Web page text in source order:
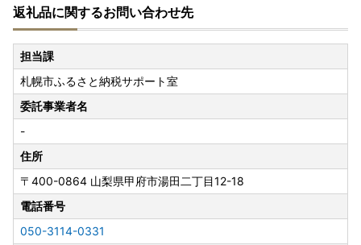
返礼品に関するお問い合わせ先
担当課
札幌市ふるさと納税サポート室
委託事業者名
-
住所
〒400-0864 山梨県甲府市湯田二丁目12-18
電話番号
050-3114-0331